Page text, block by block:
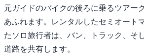
元ガイドのバイクの後ろに乗るツアー
あふれます。レンタルしたセミオート
たソロ旅行者は、バン、トラック、そ
道路を共有します。